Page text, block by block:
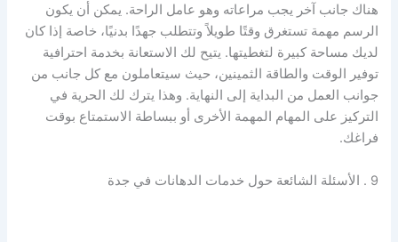
هناك جانب آخر يجب مراعاته وهو عامل الراحة. يمكن أن يكون
الرسم مهمة تستغرق وقتًا طويلاً وتتطلب جهدًا بدنيًا، خاصة إذا كان
لديك مساحة كبيرة لتغطيتها. يتيح لك الاستعانة بخدمة احترافية
توفير الوقت والطاقة الثمينين، حيث سيتعاملون مع كل جانب من
جوانب العمل من البداية إلى النهاية. وهذا يترك لك الحرية في
التركيز على المهام المهمة الأخرى أو ببساطة الاستمتاع بوقت
فراغك.
9 . الأسئلة الشائعة حول خدمات الدهانات في جدة